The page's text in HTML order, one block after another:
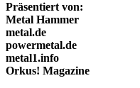
Präsentiert von:
Metal Hammer
metal.de
powermetal.de
metal1.info
Orkus! Magazine